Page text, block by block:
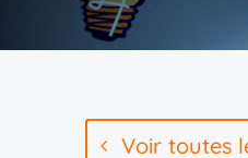
Voir toutes